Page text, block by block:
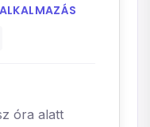
óra alatt